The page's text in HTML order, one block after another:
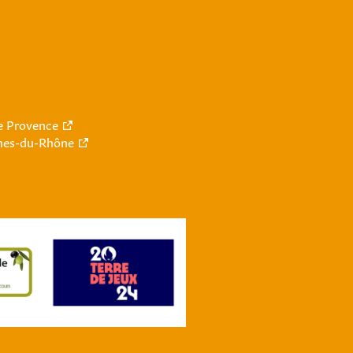
Provence
du-Rhône